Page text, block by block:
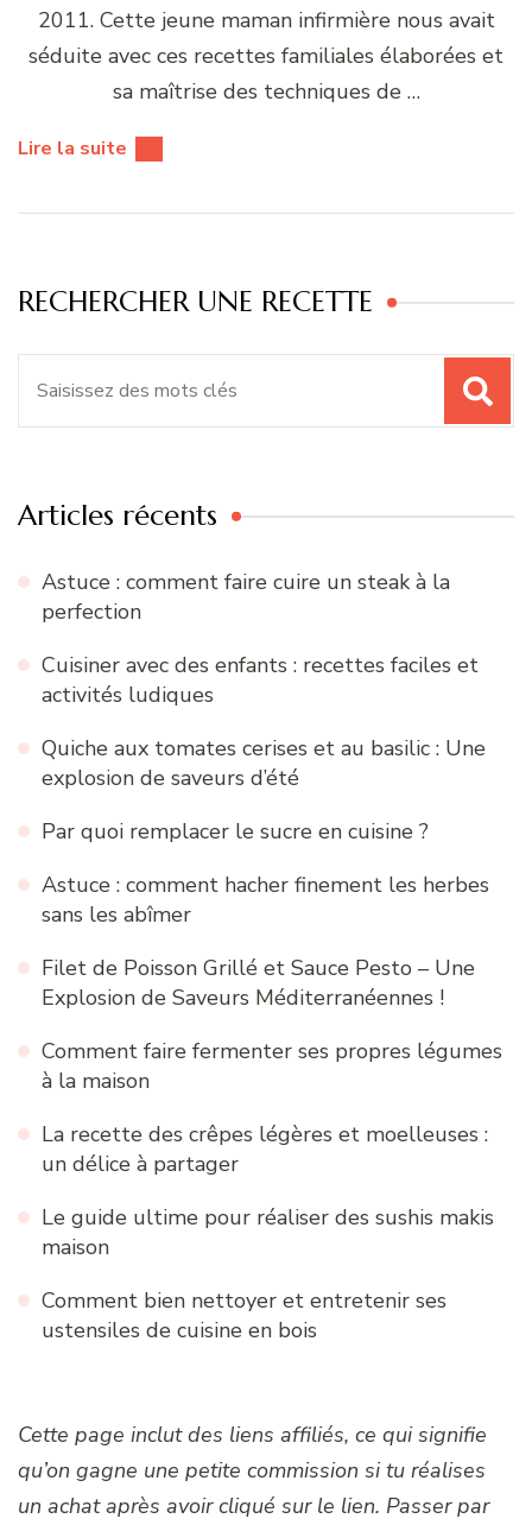
2011. Cette jeune maman infirmière nous avait
séduite avec ces recettes familiales élaborées et
sa maîtrise des techniques de …
Lire la suite
RECHERCHER UNE RECETTE
Articles récents
Astuce : comment faire cuire un steak à la
perfection
Cuisiner avec des enfants : recettes faciles et
activités ludiques
Quiche aux tomates cerises et au basilic : Une
explosion de saveurs d’été
Par quoi remplacer le sucre en cuisine ?
Astuce : comment hacher finement les herbes
sans les abîmer
Filet de Poisson Grillé et Sauce Pesto – Une
Explosion de Saveurs Méditerranéennes !
Comment faire fermenter ses propres légumes
à la maison
La recette des crêpes légères et moelleuses :
un délice à partager
Le guide ultime pour réaliser des sushis makis
maison
Comment bien nettoyer et entretenir ses
ustensiles de cuisine en bois
Cette page inclut des liens affiliés, ce qui signifie
qu’on gagne une petite commission si tu réalises
un achat après avoir cliqué sur le lien. Passer par